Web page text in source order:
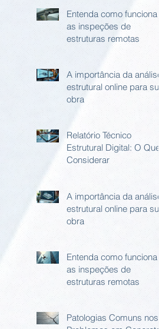
Entenda como funciona
as inspeções de
estruturas remotas
A importância da análise
estrutural online para sua
obra
Relatório Técnico
Estrutural Digital: O Que
Considerar
A importância da análise
estrutural online para sua
obra
Entenda como funciona
as inspeções de
estruturas remotas
Patologias Comuns nos